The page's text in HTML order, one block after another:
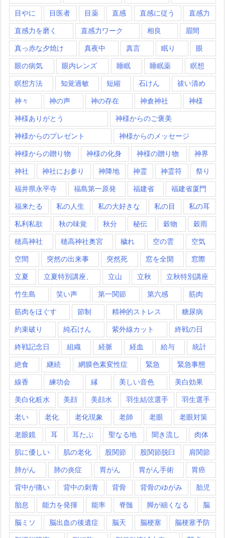
目やに 目医者 目薬 直感 直感に従う 直感力
直感力を磨く 直感力ワーク 相良 眉間
真っ赤な夕焼け 真夜中 真言 眠り 眼
眼の病気 眼内レンズ 睡眠 睡眠薬 瞑想
瞑想方法 知覚過敏 短縮 石けん 祓い清め
神々 神の声 神の存在 神倉神社 神様
神様ありがとう 神様からのご褒美
神様からのプレゼント 神様からのメッセージ
神様からの贈り物 神様の化身 神様の贈り物 神界
神社 神社にお参り 神降地 神霊 神霊符 祭り
福井県永平寺 福島第一原発 福建省 福建省厦門
福来たる 私の人生 私の大好きな 私の目 私の耳
私利私欲 秋の味覚 秋分 秘伝 穀物 穀雨
穂高神社 穂高神社奥宮 穢れ 空の雲 空気
空間 突然の出来事 突然死 窓を全開 窓際
立夏 立夏特別講座、 立山 立秋 立秋特別講座
竹生島 笑い声 第一関節 第六感 筋肉
筋肉をほぐす 節制 精神的ストレス 糖尿病
約束破り 純石けん 紫外線カット 終戦の日
終戦記念日 組織 経脈 経血 給与 統計
絶食 継続 網膜色素変性症 緊急 緊急事態
線香 練功会 縁 美しい音色 美白効果
美白化粧水 美顔 美顔水 羽生結弦選手 羽生選手
老い 老化 老化現象 老師 老眼 老眼対策
老眼鏡 耳 耳たぶ 聖なる地 聞き流し 肉体
肌に優しい 肌の老化 股関節 股関節脱臼 肩関節
肺がん 肺の炎症 胃がん 胃がん手術 胃癌
背中が痛い 背中の刺青 背骨 背骨のゆがみ 胎児
胎息 能力を発揮 能率 脊髄 脚が細くなる 脳
脳ミソ 脳出血の後遺症 脳天 脳梗塞 脳梗塞予防